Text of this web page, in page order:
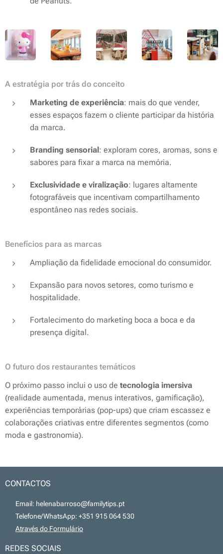
A estratégia por trás do conceito
Marketing de experiência: mais do que vender,
esses espaços fazem o cliente participarda história
da marca.
Branding sensorial: exploram cores, aromas, sons e
sabores para fixar a marca na memória.
Exclusividade e viralização: lugares altamente
fotografáveis que incentivam compartilhamento
espontâneo nas redes sociais.
Benefícios para as marcas
Ampliação da fidelidade emocional do consumidor.
Expansão para novos setores, como turismo e
hospitalidade.
Fortalecimento do marketing boca a boca e da
presença digital.
O futuro dos restaurantes temáticos
O próximo passo inclui o uso de tecnologia imersiva
(realidade aumentada, menus interativos, gamificação),
experiências temporárias (pop-ups) que criam escassez e
colaborações criativas entre diferentes segmentos (como
moda e gastronomia).
CONTACTOS
📧 Email: helenabarroso@familytips.pt
📞 Telefone/WhatsApp: +351 915 064 530
Através do Formulário
REDES SOCIAIS